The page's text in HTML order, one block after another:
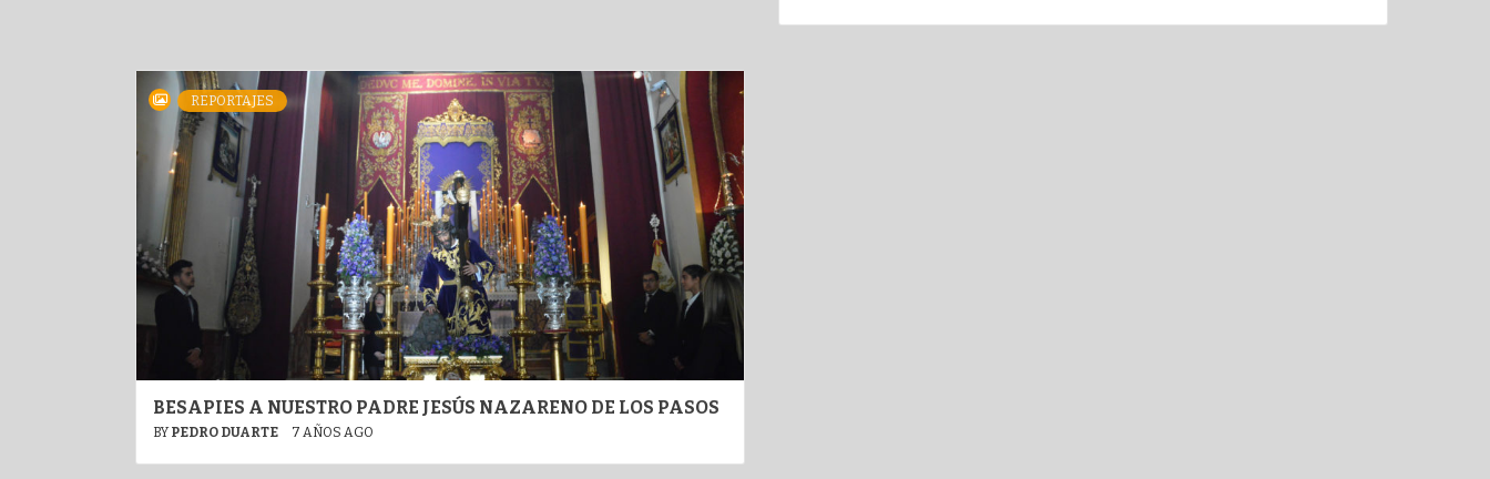
REPORTAJES
BESAPIES A NUESTRO PADRE JESÚS NAZARENO DE LOS PASOS
BY PEDRO DUARTE 7 AÑOS AGO